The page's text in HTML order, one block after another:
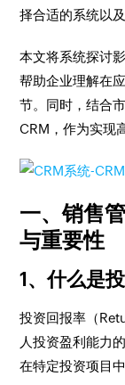
择合适的系统以
本文将系统探讨
帮助企业理解在
节。同时，结合
CRM，作为实现
一、销售
与重要性
1、什么是
投资回报率（
人投资盈利能力
在特定投资项目